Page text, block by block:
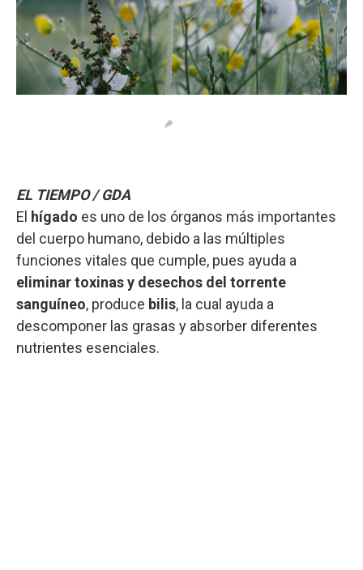
EL TIEMPO / GDA
El hígado es uno de los órganos más importantes
del cuerpo humano, debido a las múltiples
funciones vitales que cumple, pues ayuda a
eliminar toxinas y desechos del torrente
sanguíneo, produce bilis, la cual ayuda a
descomponer las grasas y absorber diferentes
nutrientes esenciales.